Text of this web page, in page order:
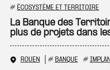
# ÉCOSYSTÈME ET TERRITOIRE
La Banque des
plus de projets dans
ROUEN # BANQUE #